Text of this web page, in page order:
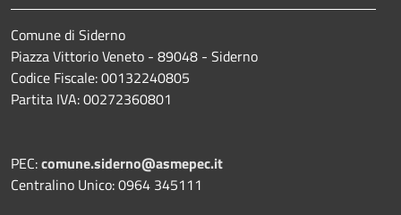
Comune di Siderno
Piazza Vittorio Veneto - 89048 - Siderno
Codice Fiscale: 00132240805
Partita IVA: 00272360801
PEC:comune.siderno@asmepec.it
Centralino Unico: 0964 345111